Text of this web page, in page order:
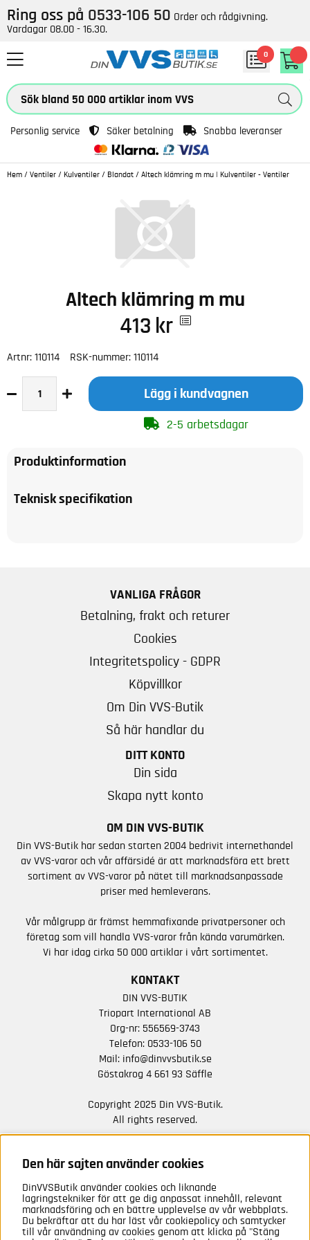
Ring oss på 0533-106 50 Order och rådgivning.
Vardagar 08.00 - 16.30.
0
Personlig service Säker betalning Snabba leveranser
Hem / Ventiler / Kulventiler / Blandat / Altech klämring m mu | Kulventiler - Ventiler
Altech klämring m mu
413 kr
Artnr: 110114 RSK-nummer: 110114
Lägg i kundvagnen
2-5 arbetsdagar
Produktinformation
Teknisk specifikation
VANLIGA FRÅGOR
Betalning, frakt och returer
Cookies
Integritetspolicy - GDPR
Köpvillkor
Om Din VVS-Butik
Så här handlar du
DITT KONTO
Din sida
Skapa nytt konto
OM DIN VVS-BUTIK
Din VVS-Butik har sedan starten 2004 bedrivit internethandel
av VVS-varor och vår affärsidé är att marknadsföra ett brett
sortiment av VVS-varor på nätet till marknadsanpassade
priser med hemleverans.
Vår målgrupp är främst hemmafixande privatpersoner och
företag som vill handla VVS-varor från kända varumärken.
Vi har idag cirka 50 000 artiklar i vårt sortimentet.
KONTAKT
DIN VVS-BUTIK
Triopart International AB
Org-nr: 556569-3743
Telefon: 0533-106 50
Mail: info@dinvvsbutik.se
Göstakrog 4 661 93 Säffle
Copyright 2025 Din VVS-Butik.
All rights reserved.
NYHETER FRÅN OSS
Anmäl mig
Den här sajten använder cookies
DinVVSButik använder cookies och liknande
lagringstekniker för att ge dig anpassat innehåll, relevant
marknadsföring och en bättre upplevelse av vår webbplats.
Du bekräftar att du har läst vår cookiepolicy och samtycker
till vår användning av cookies genom att klicka på "Stäng